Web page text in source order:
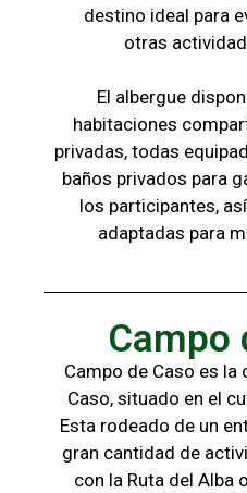
destino ideal para
otras
El albergue
habitaciones
privadas, todas
baños privados para
los participantes, a
adaptadas para
Campo
Campo de Caso es
Caso, situado en el
Esta rodeado de un
gran cantidad de
con la Ruta del Alba